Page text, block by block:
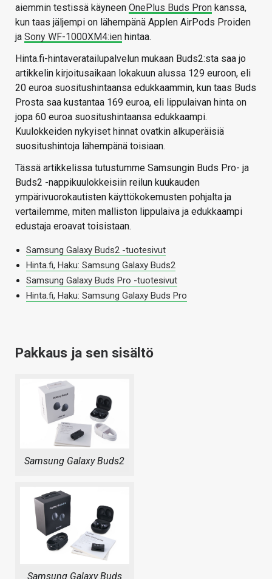
aiemmin testissä käyneen OnePlus Buds Pron kanssa,
kun taas jäljempi on lähempänä Applen AirPods Proiden
ja Sony WF-1000XM4:ien hintaa.
Hinta.fi-hintaveratailupalvelun mukaan Buds2:sta saa jo
artikkelin kirjoitusaikaan lokakuun alussa 129 euroon, eli
20 euroa suositushintaansa edukkaammin, kun taas Buds
Prosta saa kustantaa 169 euroa, eli lippulaivan hinta on
jopa 60 euroa suositushintaansa edukkaampi.
Kuulokkeiden nykyiset hinnat ovatkin alkuperäisiä
suositushintoja lähempänä toisiaan.
Tässä artikkelissa tutustumme Samsungin Buds Pro- ja
Buds2 -nappikuulokkeisiin reilun kuukauden
ympärivuorokautisten käyttökokemusten pohjalta ja
vertailemme, miten malliston lippulaiva ja edukkaampi
edustaja eroavat toisistaan.
Samsung Galaxy Buds2 -tuotesivut
Hinta.fi, Haku: Samsung Galaxy Buds2
Samsung Galaxy Buds Pro -tuotesivut
Hinta.fi, Haku: Samsung Galaxy Buds Pro
Pakkaus ja sen sisältö
Samsung Galaxy Buds2
Samsung Galaxy Buds